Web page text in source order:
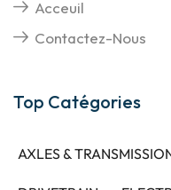
Acceuil
Contactez-Nous
Top Catégories
AXLES &